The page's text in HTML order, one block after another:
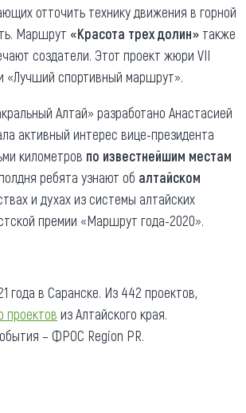
отточить технику движения в горной
Маршрут «Красота трех долин» также
создатели. Этот проект жюри VII
«Лучший спортивный маршрут».
Алтай» разработано Анастасией
активный интерес вице-президента
километров по известнейшим местам
ребята узнают об алтайском
и духах из системы алтайских
премии «Маршрут года-2020».
в Саранске. Из 442 проектов,
проектов из Алтайского края.
– ФРОС Region PR.